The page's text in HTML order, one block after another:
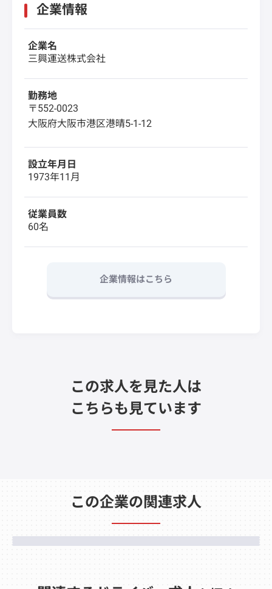
企業情報
企業名
三興運送株式会社
勤務地
〒552-0023
大阪府大阪市港区港晴5-1-12
設立年月日
1973年11月
従業員数
60名
企業情報はこちら
この求人を見た人は
こちらも見ています
この企業の関連求人